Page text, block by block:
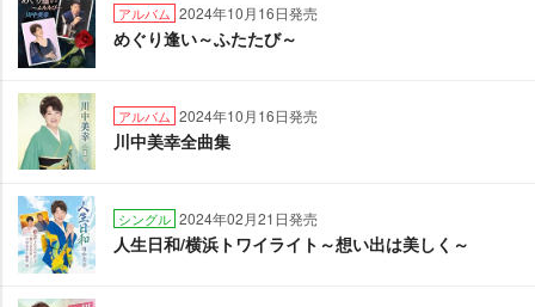
アルバム 2024年10月16日発売
めぐり逢い～ふたたび～
アルバム 2024年10月16日発売
川中美幸全曲集
シングル 2024年02月21日発売
人生日和/横浜トワイライト～想い出は美しく～